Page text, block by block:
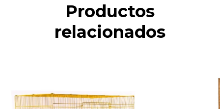
Productos
relacionados